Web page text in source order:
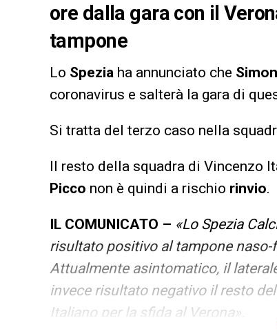
ore dalla gara con il
tampone
Lo Spezia ha annunciato che
coronavirus e salterà la gara di
Si tratta del terzo caso nella
Il resto della squadra di Vincenzo
Picco non è quindi a rischio rinvio.
IL COMUNICATO – «Lo Spezia
risultato positivo al tampone
Attualmente asintomatico, il
invece risultato negativo il resto
Italiano per la sfida al Verona».